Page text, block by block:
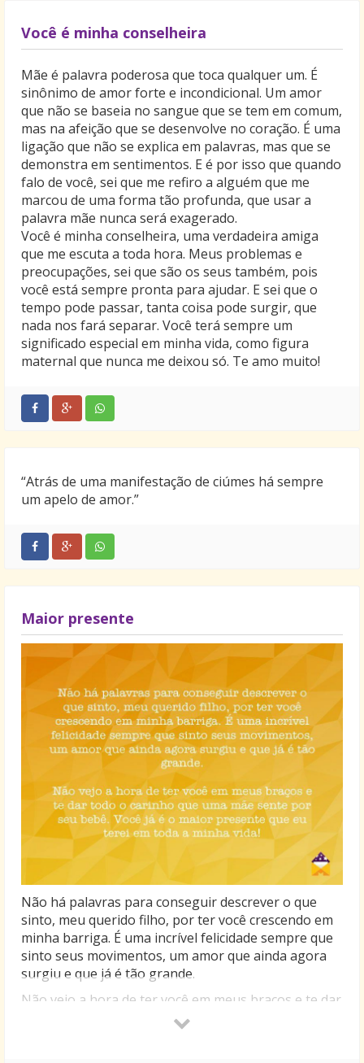
Você é minha conselheira
Mãe é palavra poderosa que toca qualquer um. É
sinônimo de amor forte e incondicional. Um amor
que não se baseia no sangue que se tem em comum,
mas na afeição que se desenvolve no coração. É uma
ligação que não se explica em palavras, mas que se
demonstra em sentimentos. E é por isso que quando
falo de você, sei que me refiro a alguém que me
marcou de uma forma tão profunda, que usar a
palavra mãe nunca será exagerado.
Você é minha conselheira, uma verdadeira amiga
que me escuta a toda hora. Meus problemas e
preocupações, sei que são os seus também, pois
você está sempre pronta para ajudar. E sei que o
tempo pode passar, tanta coisa pode surgir, que
nada nos fará separar. Você terá sempre um
significado especial em minha vida, como figura
maternal que nunca me deixou só. Te amo muito!
“Atrás de uma manifestação de ciúmes há sempre
um apelo de amor.”
Maior presente
Não há palavras para conseguir descrever o que
sinto, meu querido filho, por ter você crescendo em
minha barriga. É uma incrível felicidade sempre que
sinto seus movimentos, um amor que ainda agora
surgiu e que já é tão grande.
Não vejo a hora de ter você em meus braços e te dar
todo o carinho que uma mãe sente por seu bebê.